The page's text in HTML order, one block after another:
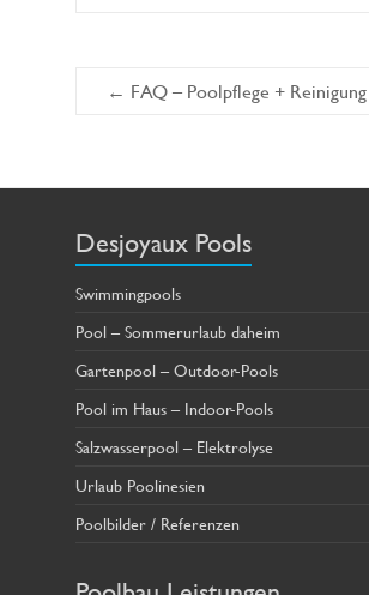
← FAQ – Poolpflege + Reinigung
Desjoyaux Pools
Swimmingpools
Pool – Sommerurlaub daheim
Gartenpool – Outdoor-Pools
Pool im Haus – Indoor-Pools
Salzwasserpool – Elektrolyse
Urlaub Poolinesien
Poolbilder / Referenzen